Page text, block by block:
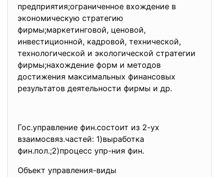
предприятия;ограниченное вхождение в
экономическую стратегию
фирмы;маркетинговой, ценовой,
инвестиционной, кадровой, технической,
технологической и экологической стратегии
фирмы;нахождение форм и методов
достижения максимальных финансовых
результатов деятельности фирмы и др.
Гос.управление фин.состоит из 2-ух
взаимосвяз.частей: 1)выработка
фин.пол.;2)процесс упр-ния фин.
Объект управления-виды